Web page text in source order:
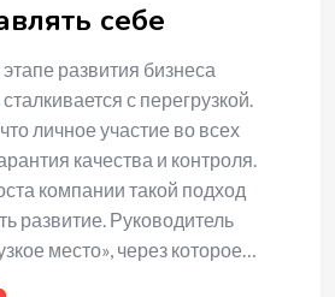
себе
развития бизнеса
с перегрузкой.
личное участие во всех
качества и контроля.
компании такой подход
развитие. Руководитель
место», через которое…